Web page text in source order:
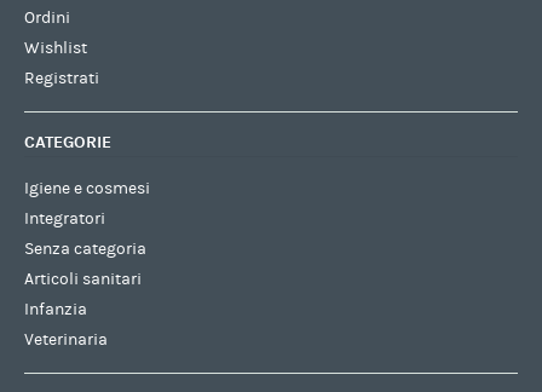
Ordini
Wishlist
Registrati
CATEGORIE
Igiene e cosmesi
Integratori
Senza categoria
Articoli sanitari
Infanzia
Veterinaria